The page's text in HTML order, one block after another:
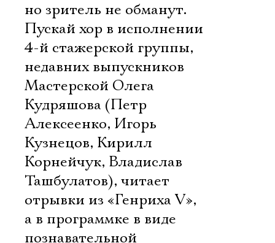
но зритель не обманут.
Пускай хор в исполнении
4-й стажерской группы,
недавних выпускников
Мастерской Олега
Кудряшова (Петр
Алексеенко, Игорь
Кузнецов, Кирилл
Корнейчук, Владислав
Ташбулатов), читает
отрывки из «Генриха V»,
а в программке в виде
познавательной